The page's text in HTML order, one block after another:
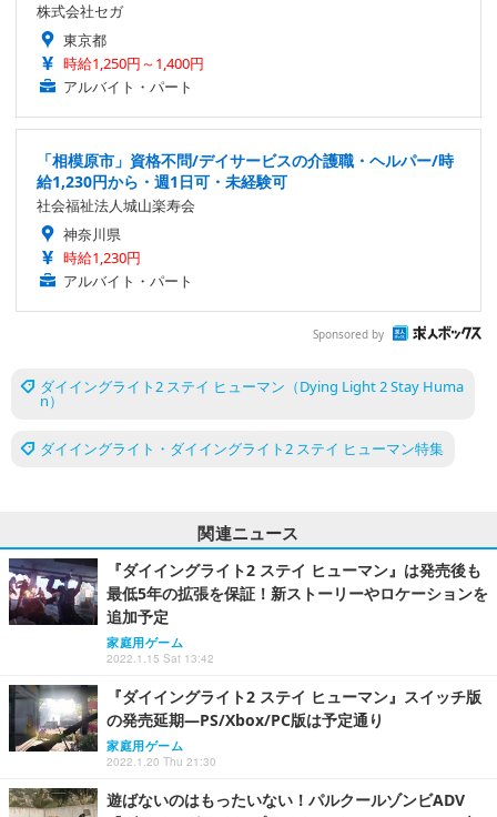
株式会社セガ
東京都
時給1,250円～1,400円
アルバイト・パート
「相模原市」資格不問/デイサービスの介護職・ヘルパー/時
給1,230円から・週1日可・未経験可
社会福祉法人城山楽寿会
神奈川県
時給1,230円
アルバイト・パート
Sponsored by
ダイイングライト2 ステイ ヒューマン（Dying Light 2 Stay Huma
n）
ダイイングライト・ダイイングライト2 ステイ ヒューマン特集
関連ニュース
『ダイイングライト2 ステイ ヒューマン』は発売後も
最低5年の拡張を保証！新ストーリーやロケーションを
追加予定
家庭用ゲーム
2022.1.15 Sat 13:42
『ダイイングライト2 ステイ ヒューマン』スイッチ版
の発売延期―PS/Xbox/PC版は予定通り
家庭用ゲーム
2022.1.20 Thu 21:30
遊ばないのはもったいない！パルクールゾンビADV